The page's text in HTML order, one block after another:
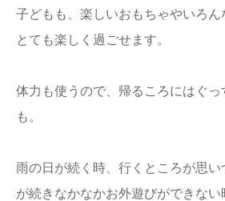
子どもも、楽しいおもちゃやいろん
とても楽しく過ごせます。
体力も使うので、帰るころにはぐ
も。
雨の日が続く時、行くところが思い
が続きなかなかお外遊びができな